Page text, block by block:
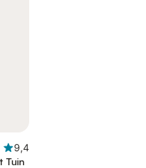
9,4
Tuin